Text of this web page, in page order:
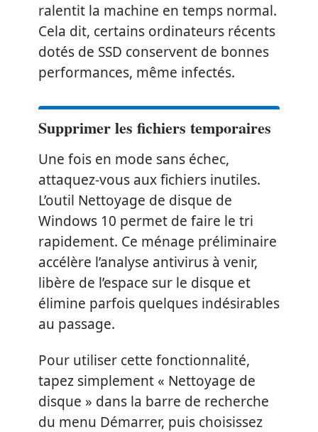
ralentit la machine en temps normal.
Cela dit, certains ordinateurs récents
dotés de SSD conservent de bonnes
performances, même infectés.
Supprimer les fichiers temporaires
Une fois en mode sans échec,
attaquez-vous aux fichiers inutiles.
L’outil Nettoyage de disque de
Windows 10 permet de faire le tri
rapidement. Ce ménage préliminaire
accélère l’analyse antivirus à venir,
libère de l’espace sur le disque et
élimine parfois quelques indésirables
au passage.
Pour utiliser cette fonctionnalité,
tapez simplement « Nettoyage de
disque » dans la barre de recherche
du menu Démarrer, puis choisissez